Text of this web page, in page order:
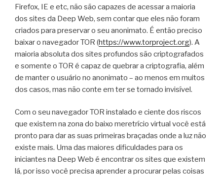
Firefox, IE e etc, não são capazes de acessar a maioria
dos sites da Deep Web, sem contar que eles não foram
criados para preservar o seu anonimato. É então preciso
baixar o navegador TOR (https://www.torproject.org). A
maioria absoluta dos sites profundos são criptografados
e somente o TOR é capaz de quebrar a criptografia, além
de manter o usuário no anonimato – ao menos em muitos
dos casos, mas não conte em ter se tornado invisível.
Com o seu navegador TOR instalado e ciente dos riscos
que existem na zona do baixo meretrício virtual você está
pronto para dar as suas primeiras braçadas onde a luz não
existe mais. Uma das maiores dificuldades para os
iniciantes na Deep Web é encontrar os sites que existem
lá, por isso você precisa aprender a procurar pelas coisas